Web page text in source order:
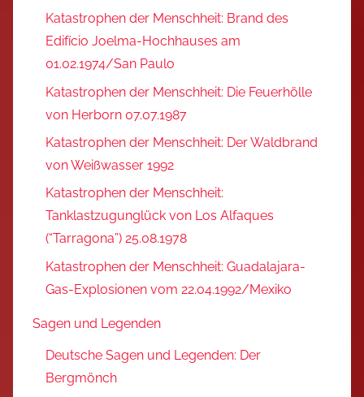
Katastrophen der Menschheit: Brand des
Edifício Joelma-Hochhauses am
01.02.1974/San Paulo
Katastrophen der Menschheit: Die Feuerhölle
von Herborn 07.07.1987
Katastrophen der Menschheit: Der Waldbrand
von Weißwasser 1992
Katastrophen der Menschheit:
Tanklastzugunglück von Los Alfaques
(“Tarragona”) 25.08.1978
Katastrophen der Menschheit: Guadalajara-
Gas-Explosionen vom 22.04.1992/Mexiko
Sagen und Legenden
Deutsche Sagen und Legenden: Der
Bergmönch